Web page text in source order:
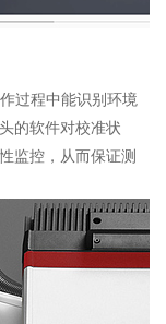
过程中能识别环境
的软件对校准状
监控，从而保证测